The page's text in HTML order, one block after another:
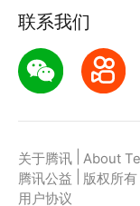
联系我们
关于腾讯 About
腾讯公益
版权所有
用户协议